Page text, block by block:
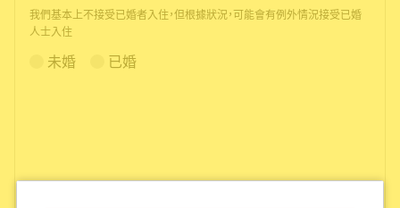
我們基本上不接受已婚者入住，但根據狀況，可能會有例外情況接受已婚
人士入住
未婚 已婚